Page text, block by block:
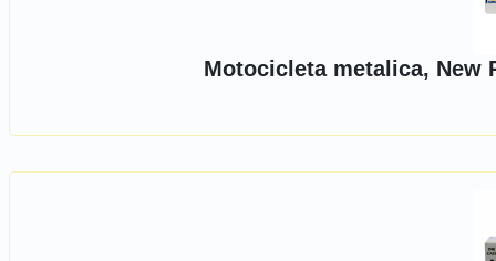
Motocicleta metalica, New